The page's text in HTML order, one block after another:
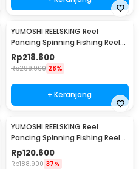
YUMOSHI REELSKING Reel
Pancing Spinning Fishing Reel
4.1:1 9000 - EF9000
Rp218.800
Rp299.900 28%
+ Keranjang
YUMOSHI REELSKING Reel
Pancing Spinning Fishing Reel
5.2:1 5000 - EF5000
Rp120.600
Rp188.900 37%